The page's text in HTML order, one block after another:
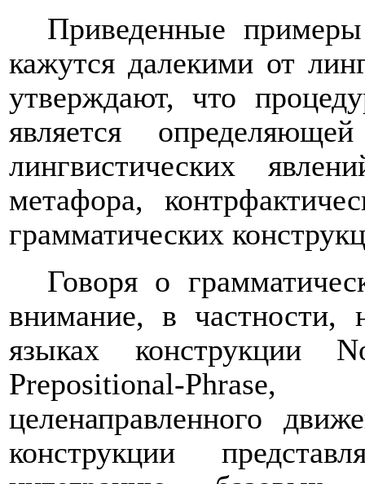
Приведенные
кажутся далекими от
утверждают, что
является
лингвистических
метафора,
грамматических
Говоря о
внимание, в частности,
языках конструкции
Prepositional-
целенаправленного
конструкции